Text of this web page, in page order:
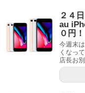
２４
au
０円！
今週末
くなっ
店長お